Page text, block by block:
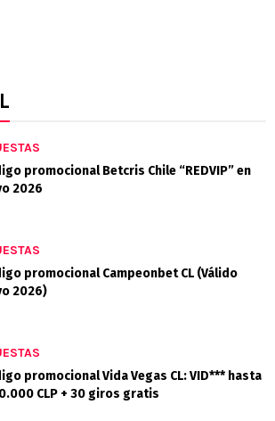
promocional Betcris Chile “REDVIP” en
2026
promocional Campeonbet CL (Válido
2026)
promocional Vida Vegas CL: VID*** hasta
CLP + 30 giros gratis